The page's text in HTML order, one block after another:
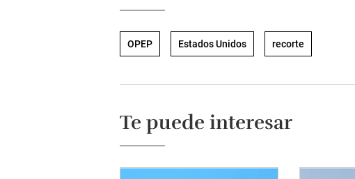
OPEP Estados Unidos recorte
Te puede interesar